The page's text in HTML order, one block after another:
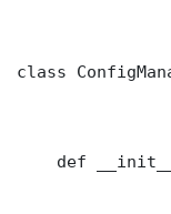
class
def